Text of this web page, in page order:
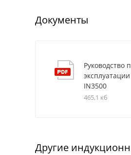
Документы
Руководство
IN3500
465,1 кб
Другие